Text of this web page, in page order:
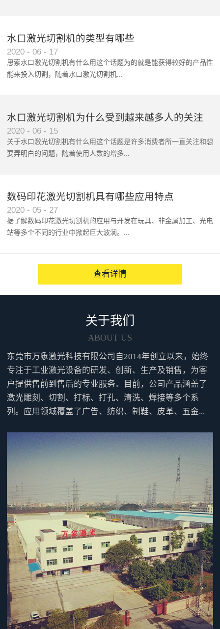
丝花边切割、超大图形拼接切
水口激光切割机的类型有哪些
2020 - 06 - 17
思索水口激光切割机有什么用这个话题为的就是能获得较好的产品性
能来投入切割，随着水口激光切割机‍...
水口激光切割机为什么受到越来越多人的关注
2020 - 06 - 15
关于水口激光切割机有什么用这个话题是许多消费者所一直关注和想
要弄明白的问题，随着使用人数的增多...
数码印花激光切割机具有哪些应用特点
2020 - 05 - 27
据了解数码印花激光切割机的应用与开发在玩具、非金属加工、光电
站等多个不同的行业中掀起巨大波澜。...
越来越多的人咨询并点赞性价...
查看详情
关于我们
ABOUT US
东莞市万象激光科技有限公司自2014年创立以来，始终
专注于工业激光设备的研发、创新、生产及销售，为客
户提供售前到售后的专业服务。目前，公司产品涵盖了
激光雕刻、切割、打标、打孔、清洗、焊接等多个系
列。应用领域覆盖了广告、纺织、制鞋、皮革、五金...